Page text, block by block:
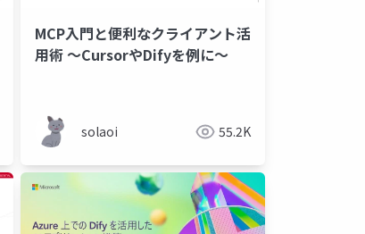
MCP入門と便利なクライアント活
用術 〜CursorやDifyを例に〜
solaoi 55.2K